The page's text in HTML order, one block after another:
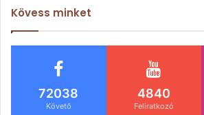
Kövess minket
72038
Követő
4840
Feliratkozó